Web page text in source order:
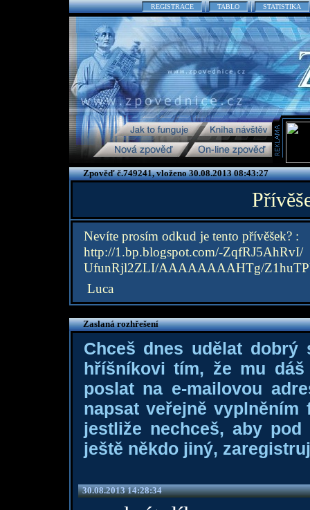
REGISTRACE TABLO STATISTIKA
Zpověď č.749241, vloženo 30.08.2013 08:43:27
Nevíte prosím odkud je tento přívěšek? :
http://1.bp.blogspot.com/-ZqfRJ5AhRvI/
UfunRjl2ZLI/AAAAAAAAHTg/
Luca
Zaslaná rozhřešení
Chceš dnes udělat dobrý
hříšníkovi tím, že mu
poslat na e-mailovou
napsat veřejně
jestliže nechceš, aby
ještě někdo jiný,
30.08.2013 14:28:34